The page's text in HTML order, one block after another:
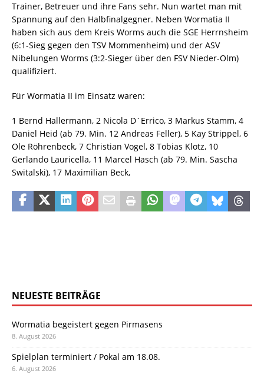
Trainer, Betreuer und ihre Fans sehr. Nun wartet man mit
Spannung auf den Halbfinalgegner. Neben Wormatia II
haben sich aus dem Kreis Worms auch die SGE Herrnsheim
(6:1-Sieg gegen den TSV Mommenheim) und der ASV
Nibelungen Worms (3:2-Sieger über den FSV Nieder-Olm)
qualifiziert.
Für Wormatia II im Einsatz waren:
1 Bernd Hallermann, 2 Nicola D´Errico, 3 Markus Stamm, 4
Daniel Heid (ab 79. Min. 12 Andreas Feller), 5 Kay Strippel, 6
Ole Röhrenbeck, 7 Christian Vogel, 8 Tobias Klotz, 10
Gerlando Lauricella, 11 Marcel Hasch (ab 79. Min. Sascha
Switalski), 17 Maximilian Beck,
NEUESTE BEITRÄGE
Wormatia begeistert gegen Pirmasens
8. August 2026
Spielplan terminiert / Pokal am 18.08.
6. August 2026